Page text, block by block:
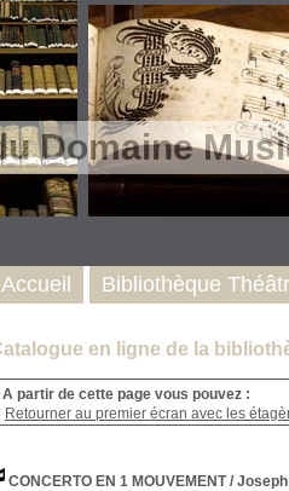
Domaine
en ligne de la
A partir de cette page vous pouvez :
Retourner au premier écran avec les
CONCERTO EN 1 MOUVEMENT/ Joseph
Accueil Bibliothèque